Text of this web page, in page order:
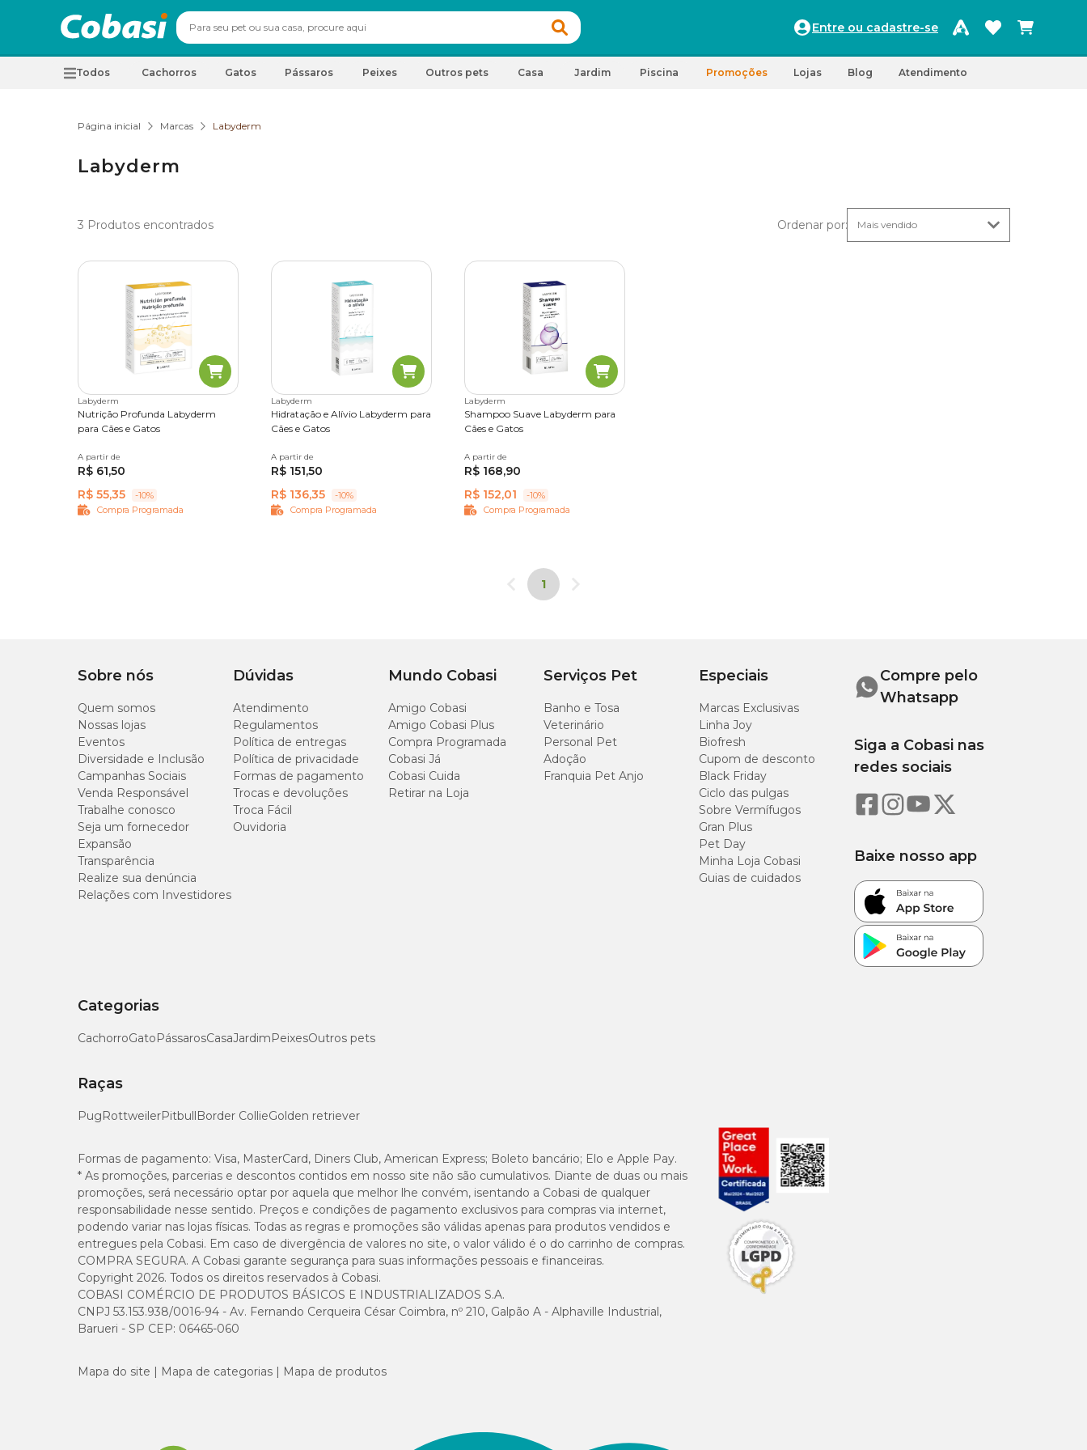
Entre ou cadastre-se
Todos Cachorros Gatos Pássaros Peixes Outros pets Casa Jardim Piscina Promoções Lojas Blog Atendimento
Página inicial Marcas Labyderm
Labyderm
3 Produtos encontrados Ordenar por:
Labyderm
Nutrição Profunda Labyderm
para Cães e Gatos
Até 20 kg
A partir de
R$ 61,50
R$ 55,35
-10%
Compra Programada
Labyderm
Hidratação e Alívio Labyderm para
Cães e Gatos
100 ml
A partir de
R$ 151,50
R$ 136,35
-10%
Compra Programada
Labyderm
Shampoo Suave Labyderm para
Cães e Gatos
220 ml
A partir de
R$ 168,90
R$ 152,01
-10%
Compra Programada
1
Sobre nós
Quem somos
Nossas lojas
Eventos
Diversidade e Inclusão
Campanhas Sociais
Venda Responsável
Trabalhe conosco
Seja um fornecedor
Expansão
Transparência
Realize sua denúncia
Relações com Investidores
Dúvidas
Atendimento
Regulamentos
Política de entregas
Política de privacidade
Formas de pagamento
Trocas e devoluções
Troca Fácil
Ouvidoria
Mundo Cobasi
Amigo Cobasi
Amigo Cobasi Plus
Compra Programada
Cobasi Já
Cobasi Cuida
Retirar na Loja
Serviços Pet
Banho e Tosa
Veterinário
Personal Pet
Adoção
Franquia Pet Anjo
Especiais
Marcas Exclusivas
Linha Joy
Biofresh
Cupom de desconto
Black Friday
Ciclo das pulgas
Sobre Vermífugos
Gran Plus
Pet Day
Minha Loja Cobasi
Guias de cuidados
Categorias
CachorroGatoPássarosCasaJardimPeixesOutros pets
Raças
PugRottweilerPitbullBorder CollieGolden retriever
Compre pelo
Whatsapp
Siga a Cobasi nas
redes sociais
Baixe nosso app
Formas de pagamento: Visa, MasterCard, Diners Club, American Express; Boleto bancário; Elo e Apple Pay.
* As promoções, parcerias e descontos contidos em nosso site não são cumulativos. Diante de duas ou mais
promoções, será necessário optar por aquela que melhor lhe convém, isentando a Cobasi de qualquer
responsabilidade nesse sentido. Preços e condições de pagamento exclusivos para compras via internet,
podendo variar nas lojas físicas. Todas as regras e promoções são válidas apenas para produtos vendidos e
entregues pela Cobasi. Em caso de divergência de valores no site, o valor válido é o do carrinho de compras.
COMPRA SEGURA. A Cobasi garante segurança para suas informações pessoais e financeiras.
Copyright 2026. Todos os direitos reservados à Cobasi.
COBASI COMÉRCIO DE PRODUTOS BÁSICOS E INDUSTRIALIZADOS S.A.
CNPJ 53.153.938/0016-94 - Av. Fernando Cerqueira César Coimbra, nº 210, Galpão A - Alphaville Industrial,
Barueri - SP CEP: 06465-060
Mapa do site Mapa de categorias Mapa de produtos